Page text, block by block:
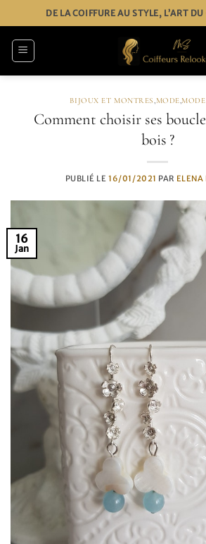
au
contenu
DE LA COIFFURE AU STYLE, L’ART
BIJOUX ET MONTRES,MODE,
Comment choisir ses
bois ?
PUBLIÉ LE16/01/2021 PAR ELENA
16
Jan